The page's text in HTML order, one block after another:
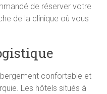
de réserver votre
de la clinique où vous
confortable et
Les hôtels situés à